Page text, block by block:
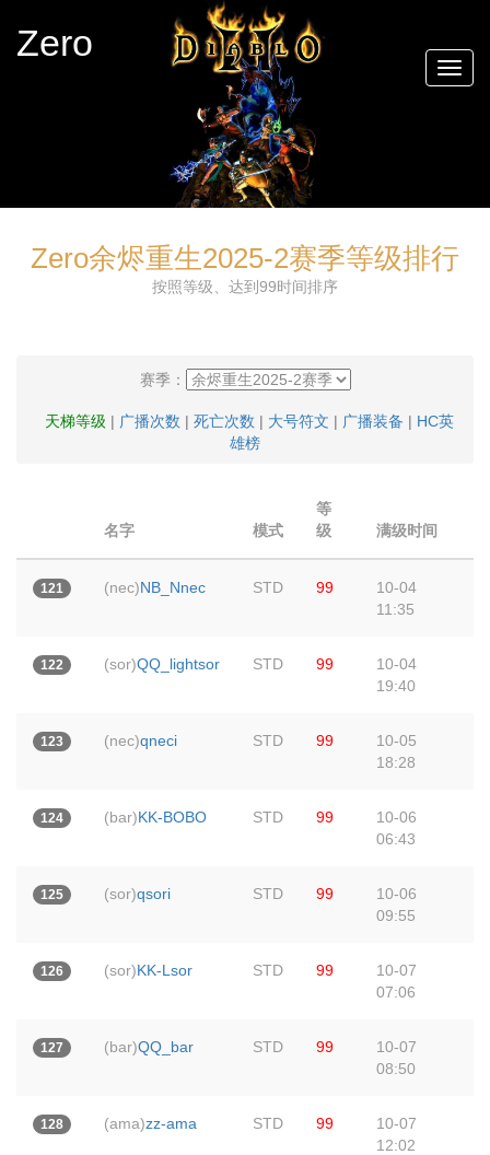
Zero
Zero余烬重生2025-2赛季等级排行
按照等级、达到99时间排序
赛季：
天梯等级 | 广播次数 | 死亡次数 | 大号符文 | 广播装备 | HC英
雄榜
名字 模式
等
级
满级时间
121 (nec)NB_Nnec STD 99
10-04
11:35
122 (sor)QQ_lightsor STD 99
10-04
19:40
123 (nec)qneci STD 99
10-05
18:28
124 (bar)KK-BOBO STD 99
10-06
06:43
125 (sor)qsori STD 99
10-06
09:55
126 (sor)KK-Lsor STD 99
10-07
07:06
127 (bar)QQ_bar STD 99
10-07
08:50
128 (ama)zz-ama STD 99
10-07
12:02